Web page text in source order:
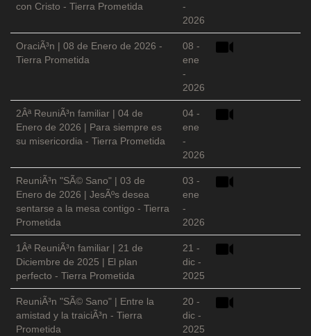
con Cristo - Tierra Prometida
-
2026
OraciÃ³n | 08 de Enero de 2026 -
Tierra Prometida
08 -
ene
-
2026
2Âª ReuniÃ³n familiar | 04 de
Enero de 2026 | Para siempre es
su misericordia - Tierra Prometida
04 -
ene
-
2026
ReuniÃ³n "SÃ© Sano" | 03 de
Enero de 2026 | JesÃºs desea
sentarse a la mesa contigo - Tierra
Prometida
03 -
ene
-
2026
1Âª ReuniÃ³n familiar | 21 de
Diciembre de 2025 | El plan
perfecto - Tierra Prometida
21 -
dic -
2025
ReuniÃ³n "SÃ© Sano" | Entre la
amistad y la traiciÃ³n - Tierra
Prometida
20 -
dic -
2025